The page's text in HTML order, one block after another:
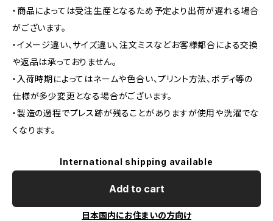
・商品によっては受注生産となるため予定より出荷が遅れる場合
がございます。
・イメージ違い、サイズ違い、注文ミスなどお客様都合による交換
や返品は承っておりません。
・入荷時期によってはネームや色合い、プリント方法、ボディ等の
仕様が多少変更となる場合がございます。
・製造の過程でプレス跡が残ることがありますが使用や洗濯でな
くなります。
International shipping available
Add to cart
日本国内にお住まいの方向け